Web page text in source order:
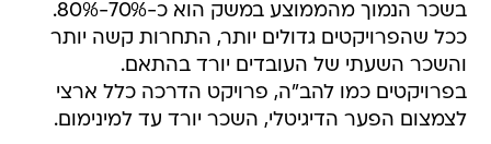
בשכר הנמוך מהממוצע במשק הוא כ-70%-80%.
ככל שהפרויקטים גדולים יותר, התחרות קשה יותר
והשכר השעתי של העובדים יורד בהתאם.
בפרויקטים כמו להב"ה, פרויקט הדרכה כלל ארצי
לצמצום הפער הדיגיטלי, השכר יורד עד למינימום.